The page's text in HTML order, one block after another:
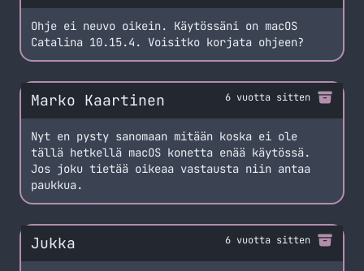
Ohje ei neuvo oikein. Käytössäni on macOS
Catalina 10.15.4. Voisitko korjata ohjeen?
Marko Kaartinen 6 vuotta sitten
Nyt en pysty sanomaan mitään koska ei ole
tällä hetkellä macOS konetta enää käytössä.
Jos joku tietää oikeaa vastausta niin antaa
paukkua.
Jukka 6 vuotta sitten